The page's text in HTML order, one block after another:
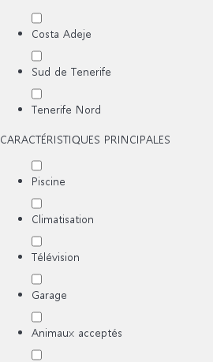
Costa Adeje
Sud de Tenerife
Tenerife Nord
CARACTÉRISTIQUES PRINCIPALES
Piscine
Climatisation
Télévision
Garage
Animaux acceptés